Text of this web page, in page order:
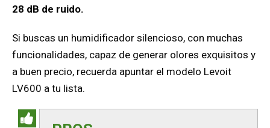
28 dB de ruido.
Si buscas un humidificador silencioso, con muchas
funcionalidades, capaz de generar olores exquisitos y
a buen precio, recuerda apuntar el modelo Levoit
LV600 a tu lista.